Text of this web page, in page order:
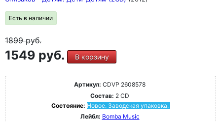
Есть в наличии
1899руб.
1549 руб. В корзину
Артикул: CDVP 2608578
Состав: 2 CD
Состояние: Новое. Заводская упаковка.
Лейбл: Bomba Music